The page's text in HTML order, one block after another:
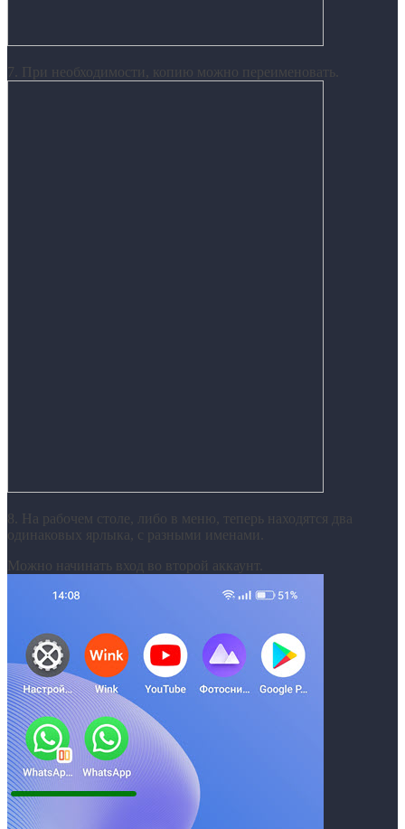
7. При необходимости, копию можно переименовать.
8. На рабочем столе, либо в меню, теперь находятся два
одинаковых ярлыка, с разными именами.
Можно начинать вход во второй аккаунт.